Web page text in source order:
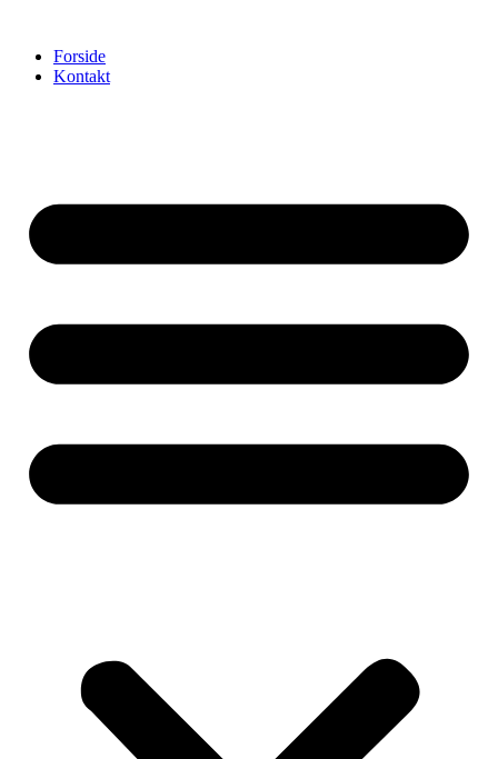
indholdForside
Kontakt